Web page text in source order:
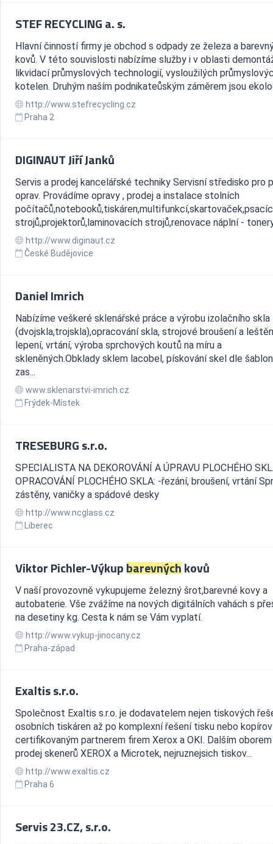
STEF RECYCLING a. s.
Hlavní činností firmy je obchod s odpady ze železa a
kovů. V této souvislosti nabízíme služby i v oblasti
likvidací průmyslových technologií, vysloužilých
kotelen. Druhým naším podnikateůským záměrem jsou
http://www.stefrecycling.cz
Praha 2
DIGINAUT Jiří Janků
Servis a prodej kancelářské techniky Servisní středisko pro
oprav. Provádíme opravy , prodej a instalace stolních
strojů,projektorů,laminovacích strojů,renovace náplní -
http://www.diginaut.cz
České Budějovice
Daniel Imrich
Nabízíme veškeré sklenářské práce a výrobu izolačního skla
(dvojskla,trojskla),opracování skla, strojové broušení a
lepení, vrtání, výroba sprchových koutů na míru a
skleněných.Obklady sklem lacobel, pískování skel dle
zas...
www.sklenarstvi-imrich.cz
Frýdek-Místek
TRESEBURG s.r.o.
SPECIALISTA NA DEKOROVÁNÍ A ÚPRAVU PLOCHÉHO
OPRACOVÁNÍ PLOCHÉHO SKLA: -řezání, broušení, vrtání
zástěny, vaničky a spádové desky
http://www.ncglass.cz
Liberec
Viktor Pichler-Výkupbarevnýchkovů
V naší provozovně vykupujeme železný šrot,barevné kovy a
autobaterie. Vše zvážíme na nových digitálních vahách s
na desetiny kg. Cesta k nám se Vám vyplatí.
http://www.vykup-jinocany.cz
Praha-západ
Exaltis s.r.o.
Společnost Exaltis s.r.o. je dodavatelem nejen tiskových
osobních tiskáren až po komplexní řešení tisku nebo
certifikovaným partnerem firem Xerox a OKI. Dalším
prodej skenerů XEROX a Microtek, nejruznejsich tiskov...
http://www.exaltis.cz
Praha 6
Servis 23.CZ, s.r.o.